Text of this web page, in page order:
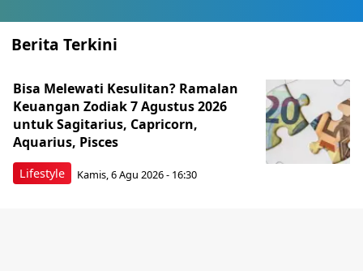
Berita Terkini
Lifestyle
Bisa Melewati Kesulitan? Ramalan
Keuangan Zodiak 7 Agustus 2026
untuk Sagitarius, Capricorn,
Aquarius, Pisces
Kamis, 6 Agu 2026 - 16:30